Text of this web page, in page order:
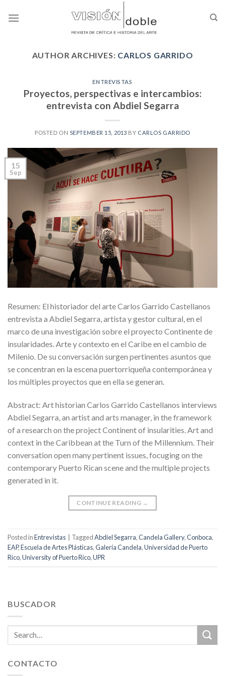
AUTHOR ARCHIVES: CARLOS GARRIDO
ENTREVISTAS
Proyectos, perspectivas e intercambios:
entrevista con Abdiel Segarra
POSTED ON SEPTEMBER 15, 2013 BY CARLOS GARRIDO
15
Sep
Resumen: El historiador del arte Carlos Garrido Castellanos
entrevista a Abdiel Segarra, artista y gestor cultural, en el
marco de una investigación sobre el proyecto Continente de
insularidades. Arte y contexto en el Caribe en el cambio de
Milenio. De su conversación surgen pertinentes asuntos que
se concentran en la escena puertorriqueña contemporánea y
los múltiples proyectos que en ella se generan.
Abstract: Art historian Carlos Garrido Castellanos interviews
Abdiel Segarra, an artist and arts manager, in the framework
of a research on the project Continent of insularities. Art and
context in the Caribbean at the Turn of the Millennium. Their
conversation open many pertinent issues, focuging on the
contemporary Puerto Rican scene and the multiple projects
generated in it.
CONTINUE READING →
Posted inEntrevistas TaggedAbdiel Segarra,Candela Gallery,Conboca,
EAP,Escuela de Artes Plásticas,Galería Candela,Universidad de Puerto
Rico,University of Puerto Rico,UPR
BUSCADOR
CONTACTO